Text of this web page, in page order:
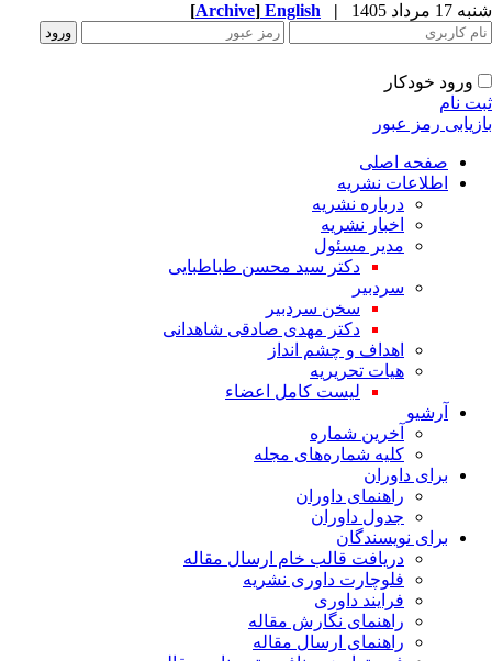
مرداد 1405 |
English
[Archive]
ورود خودکار
نام
رمز عبور
صفحه اصلی
اطلاعات نشریه
درباره نشریه
اخبار نشریه
مدیر مسئول
دکتر سید محسن طباطبایی
سردبیر
سخن سردبیر
دکتر مهدی صادقی شاهدانی
اهداف و چشم انداز
هیات تحریریه
لیست کامل اعضاء
آرشیو
آخرین شماره
کلیه شماره‌های مجله
برای داوران
راهنمای داوران
جدول داوران
برای نویسندگان
دریافت قالب خام ارسال مقاله
فلوچارت داوری نشریه
فرایند داوری
راهنمای نگارش مقاله
راهنمای ارسال مقاله